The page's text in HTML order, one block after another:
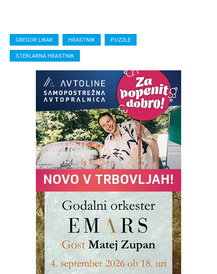
GREGOR LIKAR HRASTNIK PUZZLE
STEKLARNA HRASTNIK